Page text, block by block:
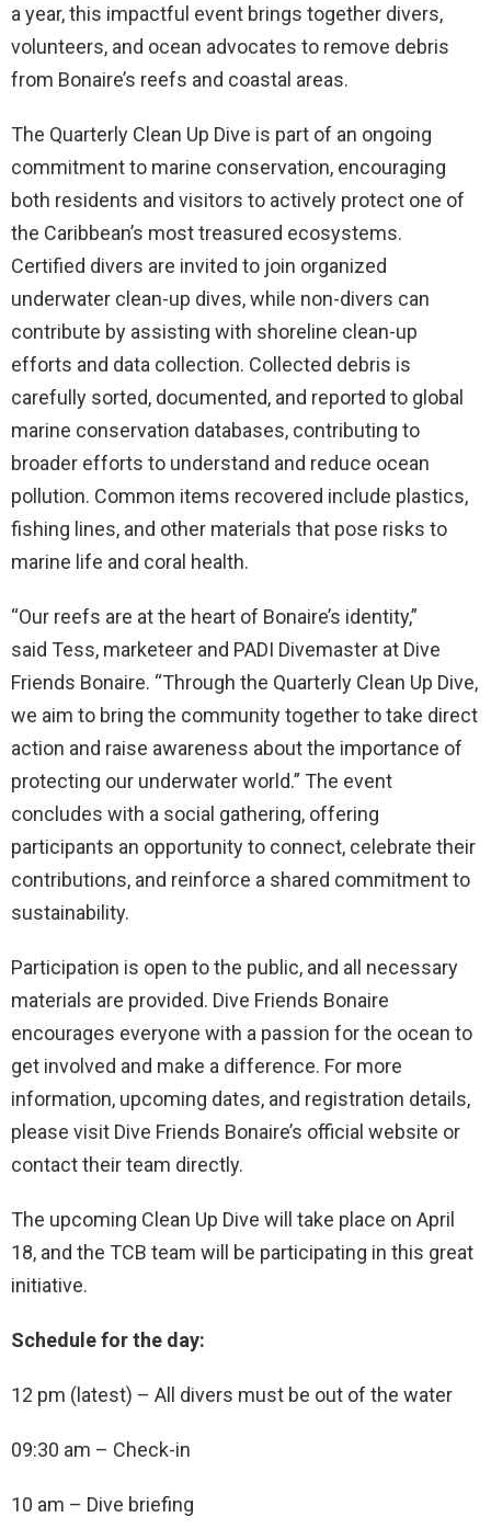
a year, this impactful event brings together divers,
volunteers, and ocean advocates to remove debris
from Bonaire’s reefs and coastal areas.
The Quarterly Clean Up Dive is part of an ongoing
commitment to marine conservation, encouraging
both residents and visitors to actively protect one of
the Caribbean’s most treasured ecosystems.
Certified divers are invited to join organized
underwater clean-up dives, while non-divers can
contribute by assisting with shoreline clean-up
efforts and data collection. Collected debris is
carefully sorted, documented, and reported to global
marine conservation databases, contributing to
broader efforts to understand and reduce ocean
pollution. Common items recovered include plastics,
fishing lines, and other materials that pose risks to
marine life and coral health.
“Our reefs are at the heart of Bonaire’s identity,”
said Tess, marketeer and PADI Divemaster at Dive
Friends Bonaire. “Through the Quarterly Clean Up Dive,
we aim to bring the community together to take direct
action and raise awareness about the importance of
protecting our underwater world.” The event
concludes with a social gathering, offering
participants an opportunity to connect, celebrate their
contributions, and reinforce a shared commitment to
sustainability.
Participation is open to the public, and all necessary
materials are provided. Dive Friends Bonaire
encourages everyone with a passion for the ocean to
get involved and make a difference. For more
information, upcoming dates, and registration details,
please visit Dive Friends Bonaire’s official website or
contact their team directly.
The upcoming Clean Up Dive will take place on April
18, and the TCB team will be participating in this great
initiative.
Schedule for the day:
12 pm (latest) – All divers must be out of the water
09:30 am – Check-in
10 am – Dive briefing